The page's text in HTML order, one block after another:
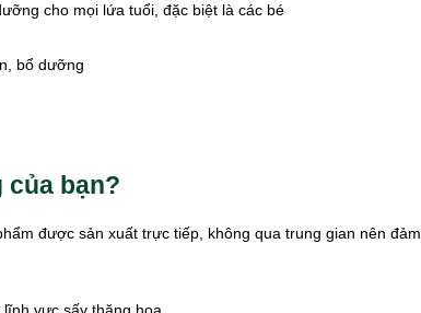
cho mọi lứa tuổi, đặc biệt là các bé
bổ dưỡng
của bạn?
được sản xuất trực tiếp, không qua trung gian nên đảm